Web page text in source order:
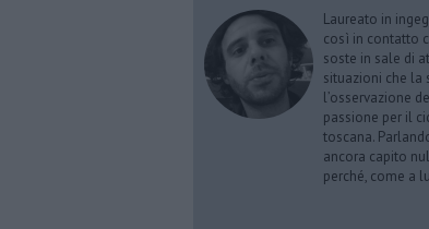
Laureato in
così in contatto
soste in sale di
situazioni che la
l’osservazione
passione per il
toscana.
ancora capito
perché, come a